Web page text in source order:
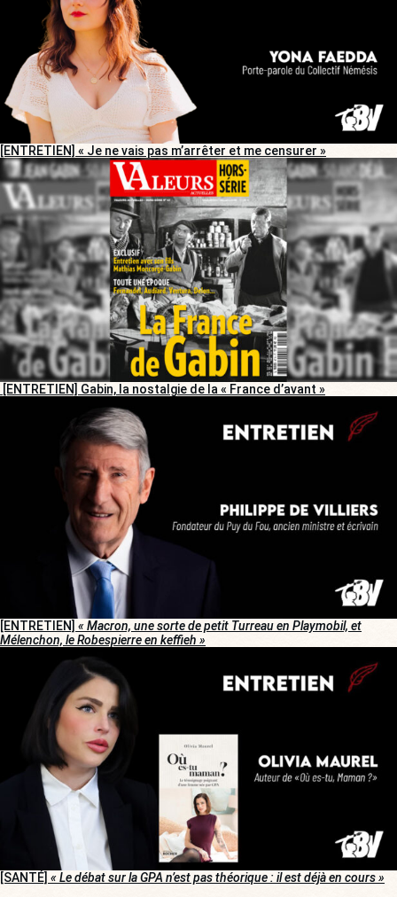
[ENTRETIEN] « Je ne vais pas m’arrêter et me censurer »
[ENTRETIEN] Gabin, la nostalgie de la « France d’avant »
[ENTRETIEN] « Macron, une sorte de petit Turreau en Playmobil, et
Mélenchon, le Robespierre en keffieh »
[SANTÉ] « Le débat sur la GPA n’est pas théorique : il est déjà en cours »